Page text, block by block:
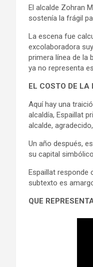
El alcalde Zohran
sostenía la frágil
La escena fue
excolaboradora
primera línea de la
ya no representa
EL COSTO DE LA
Aquí hay una
alcaldía, Espaillat
alcalde,
Un año después,
su capital
Espaillat responde
subtexto es
QUE